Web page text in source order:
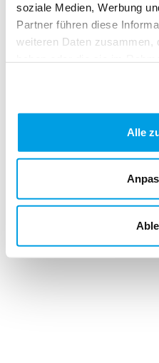
soziale Medien, Werbung
Partner führen diese
weiteren Daten zusammen,
Alle